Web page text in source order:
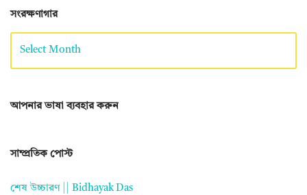
সংরক্ষণাগার
আপনার ভাষা ব্যবহার করুন
সাম্প্রতিক পোস্ট
শেষ উচ্চারণ || Bidhayak Das